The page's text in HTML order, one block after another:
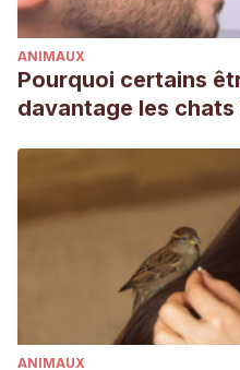
ANIMAUX
Pourquoi certains
davantage les chats
ANIMAUX